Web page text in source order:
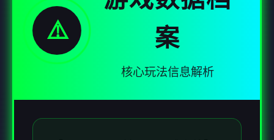
⚠️
案
核心玩法信息解析